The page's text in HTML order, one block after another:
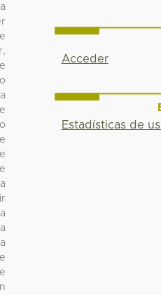
Acceder
Estadísticas de